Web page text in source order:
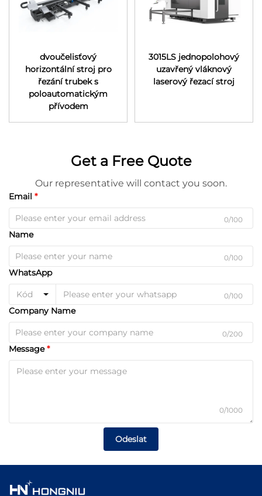
dvoučelisťový
horizontální stroj pro
řezání trubek s
poloautomatickým
přívodem
3015LS jednopolohový
uzavřený vláknový
laserový řezací stroj
Get a Free Quote
Our representative will contact you soon.
Email
0/100
Name
0/100
WhatsApp
Kód 0/100
Company Name
0/200
Message
0/1000
Odeslat